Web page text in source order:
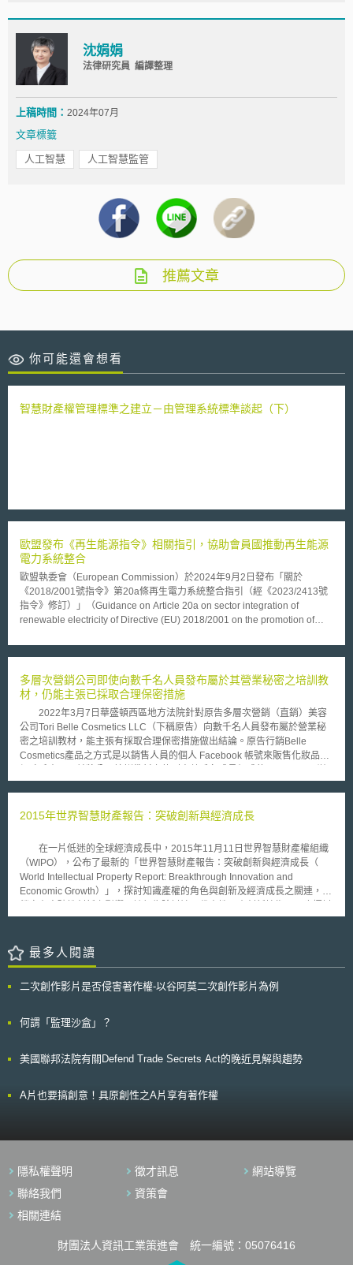
沈娟娟
法律研究員 編譯整理
上稿時間： 2024年07月
文章標籤
人工智慧 人工智慧監管
推薦文章
你可能還會想看
智慧財產權管理標準之建立－由管理系統標準談起（下）
歐盟發布《再生能源指令》相關指引，協助會員國推動再生能源
電力系統整合
歐盟執委會（European Commission）於2024年9月2日發布「關於
《2018/2001號指令》第20a條再生電力系統整合指引（經《2023/2413號
指令》修訂）」（Guidance on Article 20a on sector integration of
renewable electricity of Directive (EU) 2018/2001 on the promotion of
2023/2413），協助會員國落實2023年修訂版《再生能源指令》
合。《再生能源指令》背景係為幫助歐盟達成2030年再生能源占比達45%
之目標，第20a條並規範能源系統電氣化與再生能源使用。 再生電力整合指
供再生能源比例及供應電力溫室氣體排放資料，並確保用戶能夠即時獲取相
關資料。 （2）電池資訊與智慧充電：電池和電動車製造商需提供電池管理
系統（Battery Management System, BMS）基本資訊，包括電池容量、充
電狀態等，並推廣雙向充電技術，提升電網靈活性。 （3）電網升級與智慧
國需確保系統間資料的可互通性，採用標準化資料格式，促進歐盟各國電力
完成第20a條內國法化相關程序。
多層次營銷公司即使向數千名人員發布屬於其營業秘密之培訓教
材，仍能主張已採取合理保密措施
2022年3月7日華盛頓西區地方法院針對原告多層次營銷（直銷）美容
公司Tori Belle Cosmetics LLC（下稱原告）向數千名人員發布屬於營業秘
密之培訓教材，能主張有採取合理保密措施做出結論。原告行銷Belle
Cosmetics產品之方式是以銷售人員的個人 Facebook 帳號來販售化妝品和
“Team Lash Out”中，且設定帳號公開權限維護其所提供之培訓教材、銷售
被告（Belle Cosmetics的五名前網路銷售人員）雖主張銷售人員因持
他們的朋友清單，而主張聯繫清單不具秘密性。法院不採納被告之主張，認
為原告已有設定權限限制Facebook 群組中的朋友僅可以看到其他朋友的姓
名和頭像，涉及電話及地址等聯繫資訊則設定不公開，故銷售人員及客戶之
聯繫清單仍具秘密性。 此外，被告亦主張原告將培訓教材上傳至「世
本案最值得關注的是後續法院會以何種方式評估上傳至Facebook群組之培
訓教材有採取合理保密措施，例如法院如何評估原告與銷售人員間的合約有
約定針對教材內容具有保密義務、群組管理員如何驗證請求加入群組之用戶
（https://www.tips.org.tw）
2015年世界智慧財產報告：突破創新與經濟成長
在一片低迷的全球經濟成長中，2015年11月11日世界智慧財產權組織
（WIPO），公布了最新的「世界智慧財產報告：突破創新與經濟成長（
World Intellectual Property Report: Breakthrough Innovation and
Economic Growth）」，探討知識產權的角色與創新及經濟成長之關連，並
當今具有潛在突破性發展之創新技術，同時敦促各國政府及企業，應增加此
及人類活動的各個層面，並改變了世界的經濟結構。依據2015年WIPO報
告，顯示出三領域歷史創新技術如何觸發當時新的企業活動：即飛機、抗生
潛在突破性發展之當今技術：即3D列印、奈米和機器人技術。調查報告也
究，正因此三領域前瞻技術，掌握著推動未來經濟增長之潛力。 朝向
技術方面，中國大陸專利申請人占全球近15%，是第3大申請國，但與其他
當高。 WIPO報告強調，創新生態系統的成功要素有三：政府資助科學
技術研究，並協助具前景技術從實驗室走到商品化階段；透過充滿活力的金
領域，全球的學術機構申請人約占四分之一。另外著作權在技術創新也變得
更加常見且緊密相關，包括電腦軟體納入著作權保護標的，及3D物品設計
產報告」每兩年發行一次，每期的重點放在不同的IP領域新趨勢，先前的報
marketplace）」及「不斷變化的創新（the changing face of
最多人閱讀
二次創作影片是否侵害著作權-以谷阿莫二次創作影片為例
何謂「監理沙盒」？
美國聯邦法院有關Defend Trade Secrets Act的晚近見解與趨勢
A片也要搞創意！具原創性之A片享有著作權
隱私權聲明 徵才訊息
網站導覽
聯絡我們
資策會
相關連結
財團法人資訊工業策進會 統一編號：05076416